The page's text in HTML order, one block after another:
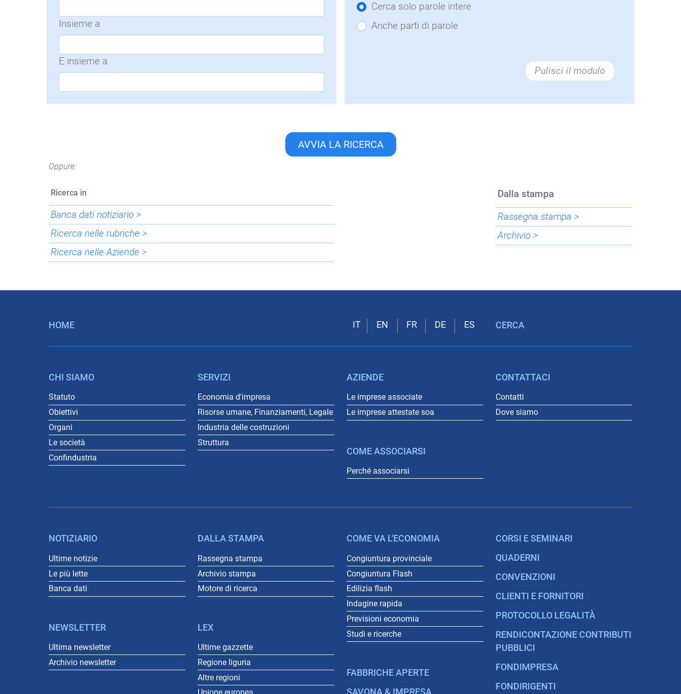
Insieme a
E insieme a
Cerca solo parole intere
Anche parti di parole
Pulisci il modulo
AVVIA LA RICERCA
Oppure:
Ricerca in
Banca dati notiziario >
Ricerca nelle rubriche >
Ricerca nelle Aziende >
Dalla stampa
Rassegna stampa >
Archivio >
HOME CERCA
CHI SIAMO
Statuto
Obiettivi
Organi
Le società
Confindustria
SERVIZI
Economia d'impresa
Risorse umane, Finanziamenti, Legale
Industria delle costruzioni
Struttura
AZIENDE
Le imprese associate
Le imprese attestate soa
COME ASSOCIARSI
Perché associarsi
CONTATTACI
Contatti
Dove siamo
NOTIZIARIO
Ultime notizie
Le più lette
Banca dati
NEWSLETTER
Ultima newsletter
Archivio newsletter
DALLA STAMPA
Rassegna stampa
Archivio stampa
Motore di ricerca
LEX
Ultime gazzette
Regione liguria
Altre regioni
COME VA L'ECONOMIA
Congiuntura provinciale
Congiuntura Flash
Edilizia flash
Indagine rapida
Previsioni economia
Studi e ricerche
FABBRICHE APERTE
CORSI E SEMINARI
QUADERNI
CONVENZIONI
CLIENTI E FORNITORI
PROTOCOLLO LEGALITÀ
RENDICONTAZIONE CONTRIBUTI
PUBBLICI
FONDIMPRESA
FONDIRIGENTI